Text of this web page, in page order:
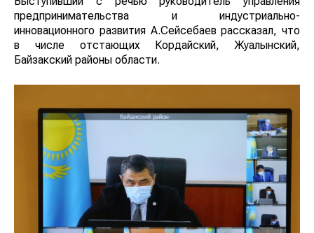
предпринимательства и индустриально-
инновационного развития А.Сейсебаев рассказал, что
в числе отстающих Кордайский, Жуалынский,
Байзакский районы области.